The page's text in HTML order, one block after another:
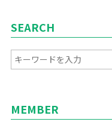
SEARCH
MEMBER